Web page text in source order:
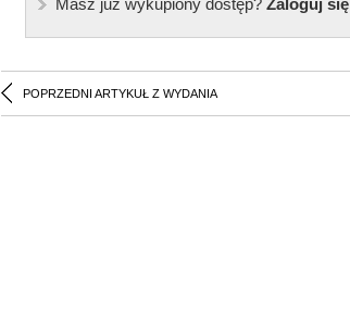
Masz już wykupiony dostęp?Zaloguj się
POPRZEDNI ARTYKUŁ Z WYDANIA